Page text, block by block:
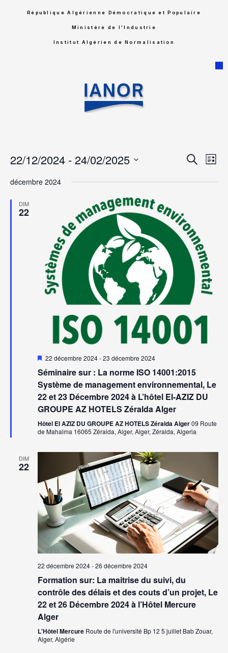
République Algérienne Démocratique et Populaire
Ministère de l’Industrie
Institut Algérien de Normalisation
et
de
vues
Recherche
Liste
22/12/2024 - 24/02/2025
une
date.
décembre 2024
DIM
22
Mis
avant
22 décembre 2024-23 décembre 2024
Séminaire sur : La norme ISO 14001:2015
Système de management environnemental, Le
22 et 23 Décembre 2024 à L’hôtel El-AZIZ DU
GROUPE AZ HOTELS Zéralda Alger
Hôtel El AZIZ DU GROUPE AZ HOTELS Zéralda Alger09 Route
de Mahalma 16065 Zéralda, Alger, Alger, Zéralda, Algeria
DIM
22
22 décembre 2024-26 décembre 2024
Formation sur: La maitrise du suivi, du
contrôle des délais et des couts d’un projet, Le
22 et 26 Décembre 2024 à l’Hôtel Mercure
Alger
L'Hôtel Mercure Route de l'université Bp 12 5 juillet Bab Zouar,
Alger, Algérie